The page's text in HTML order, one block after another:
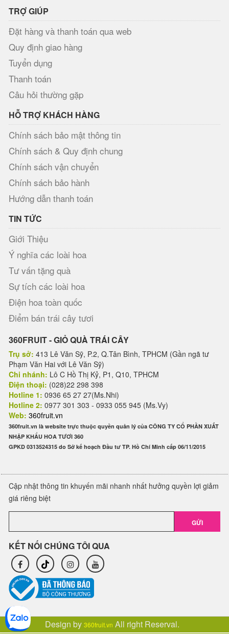
TRỢ GIÚP
Đặt hàng và thanh toán qua web
Quy định giao hàng
Tuyển dụng
Thanh toán
Câu hỏi thường gặp
HỖ TRỢ KHÁCH HÀNG
Chính sách bảo mật thông tin
Chính sách & Quy định chung
Chính sách vận chuyển
Chính sách bảo hành
Hướng dẫn thanh toán
TIN TỨC
Giới Thiệu
Ý nghĩa các loài hoa
Tư vấn tặng quà
Sự tích các loài hoa
Điện hoa toàn quốc
Điểm bán trái cây tươi
360FRUIT - GIỎ QUÀ TRÁI CÂY
Trụ sở: 413 Lê Văn Sỹ, P.2, Q.Tân Bình, TPHCM (Gần ngã tư
Phạm Văn Hai với Lê Văn Sỹ)
Chi nhánh: Lô C Hồ Thị Kỷ, P1, Q10, TPHCM
Điện thoại: (028)22 298 398
Hotline 1: 0936 65 27 27(Ms.Nhi)
Hotline 2: 0977 301 303 - 0933 055 945 (Ms.Vy)
Web: 360fruit.vn
360fruit.vn là website trực thuộc quyền quản lý của CÔNG TY CỔ PHẦN XUẤT
NHẬP KHẨU HOA TƯƠI 360
GPKD 0313524315 do Sở kế hoạch Đầu tư TP. Hồ Chí Minh cấp 06/11/2015
Cập nhật thông tin khuyến mãi nhanh nhất hưởng quyền lợi giảm
giá riêng biệt
GỬI
KẾT NỐI CHÚNG TÔI QUA
Design by 360fruit.vn All right Reserval.